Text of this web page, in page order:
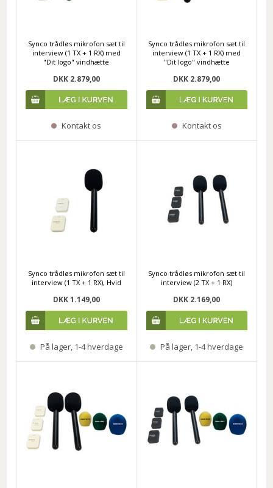
Synco trådløs mikrofon sæt til
interview (1 TX + 1 RX) med
"Dit logo" vindhætte
DKK 2.879,00
Kontakt os
Synco trådløs mikrofon sæt til
interview (1 TX + 1 RX) med
"Dit logo" vindhætte
DKK 2.879,00
Kontakt os
Synco trådløs mikrofon sæt til
interview (1 TX + 1 RX), Hvid
DKK 1.149,00
På lager, 1-4 hverdage
Synco trådløs mikrofon sæt til
interview (2 TX + 1 RX)
DKK 2.169,00
På lager, 1-4 hverdage